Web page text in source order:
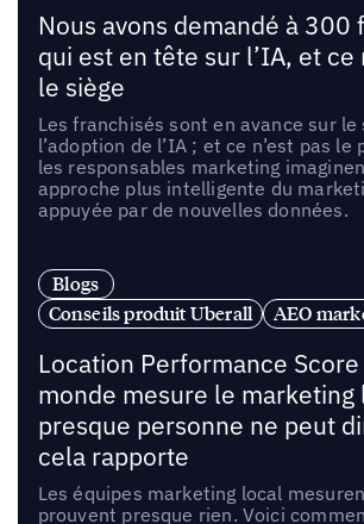
Nous avons demandé à 300
qui est en tête sur l’IA, et ce
le siège
Les franchisés sont en avance sur le
l’adoption de l’IA ; et ce n’est pas le
les responsables marketing
approche plus intelligente du
appuyée par de nouvelles données.
Blogs
Conseils produit Uberall
AEO
Location Performance
monde mesure le marketing
presque personne ne peut
cela rapporte
Les équipes marketing local
prouvent presque rien. Voici